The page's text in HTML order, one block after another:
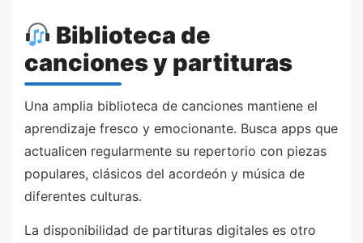
Biblioteca de
canciones y partituras
Una amplia biblioteca de canciones mantiene el
aprendizaje fresco y emocionante. Busca apps que
actualicen regularmente su repertorio con piezas
populares, clásicos del acordeón y música de
diferentes culturas.
La disponibilidad de partituras digitales es otro